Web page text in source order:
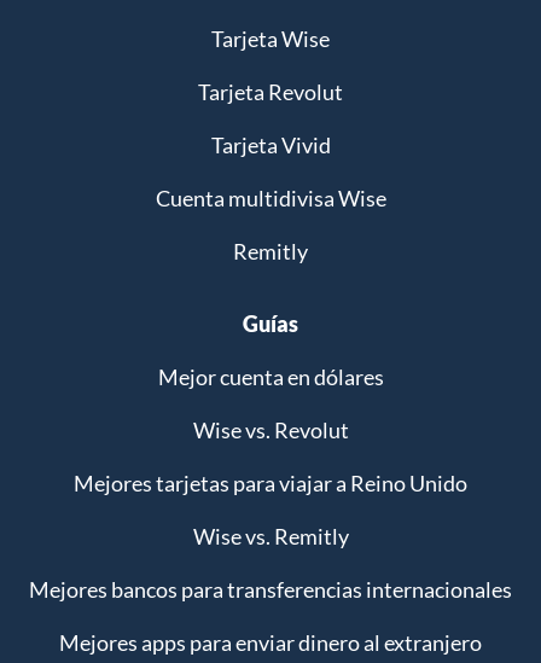
Tarjeta Wise
Tarjeta Revolut
Tarjeta Vivid
Cuenta multidivisa Wise
Remitly
Guías
Mejor cuenta en dólares
Wise vs. Revolut
Mejores tarjetas para viajar a Reino Unido
Wise vs. Remitly
Mejores bancos para transferencias internacionales
Mejores apps para enviar dinero al extranjero